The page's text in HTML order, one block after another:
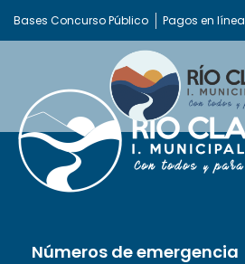
Bases Concurso Público Pagos en línea
Números de emergencia